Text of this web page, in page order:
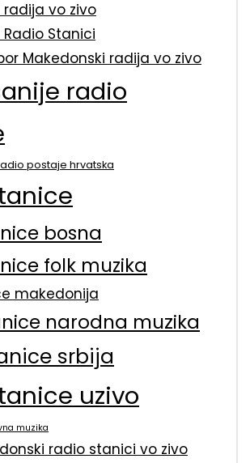
radija vo zivo
Stanici
Makedonski radija vo zivo
radio
postaje hrvatska
bosna
folk muzika
makedonija
narodna muzika
srbija
uzivo
muzika
radio stanici vo zivo